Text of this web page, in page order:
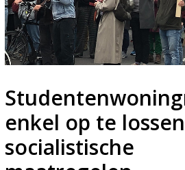
enkel op te
socialistische